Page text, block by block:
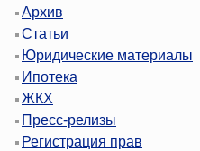
Архив
Статьи
Юридические материалы
Ипотека
ЖКХ
Пресс-релизы
Регистрация прав